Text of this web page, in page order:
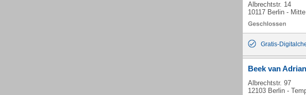
Albrechtstr. 14
10117 Berlin - Mitte
Gratis-
Beek van
Albrechtstr. 97
12103 Berlin -